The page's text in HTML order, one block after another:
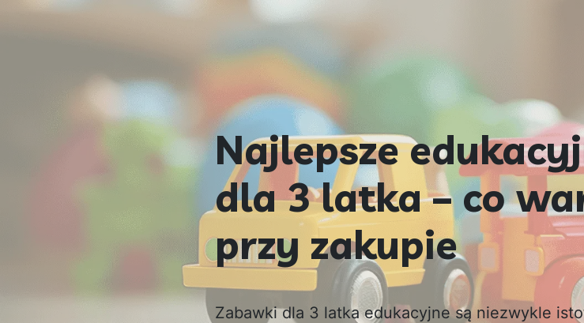
Najlepsze
dla 3 latka – co
przy zakupie
Zabawki dla 3 latka edukacyjne są niezwykle